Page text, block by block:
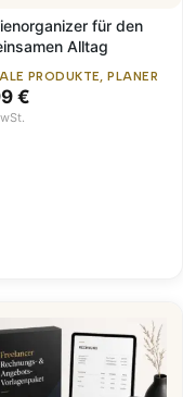
für den
Alltag
PRODUKTE, PLANER
€